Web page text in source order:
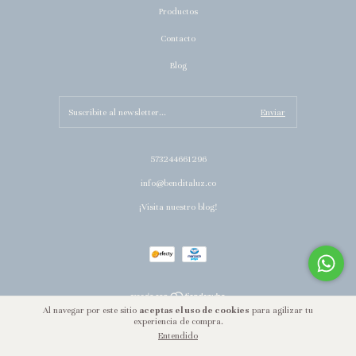
Al navegar por este sitio aceptas el uso de cookies para agilizar tu
experiencia de compra.
Entendido
Productos
Contacto
Blog
573244661296
info@benditaluz.co
¡Visita nuestro blog!
Copyright Bendita Luz - 2026. Todos los derechos reservados.